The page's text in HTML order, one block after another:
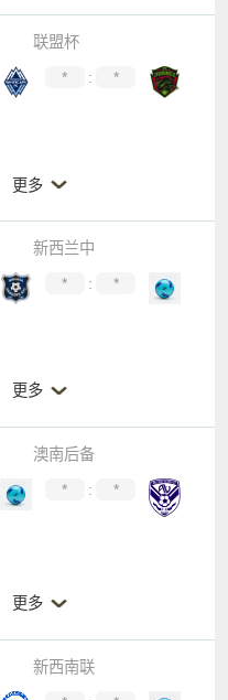
联盟杯
* :
*
更多
新西兰中
* :
*
更多
澳南后备
* : *
更多
新西南联